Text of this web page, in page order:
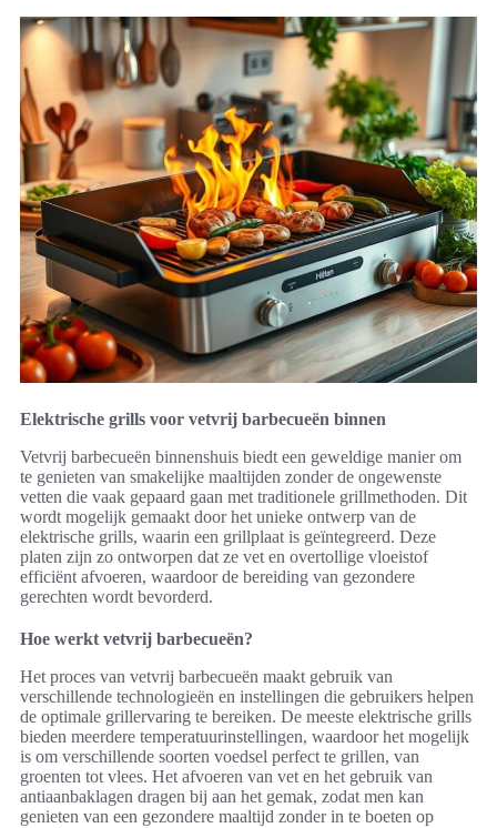
Elektrische grills voor vetvrij barbecueën binnen
Vetvrij barbecueën binnenshuis biedt een geweldige manier om
te genieten van smakelijke maaltijden zonder de ongewenste
vetten die vaak gepaard gaan met traditionele grillmethoden. Dit
wordt mogelijk gemaakt door het unieke ontwerp van de
elektrische grills, waarin een grillplaat is geïntegreerd. Deze
platen zijn zo ontworpen dat ze vet en overtollige vloeistof
efficiënt afvoeren, waardoor de bereiding van gezondere
gerechten wordt bevorderd.
Hoe werkt vetvrij barbecueën?
Het proces van vetvrij barbecueën maakt gebruik van
verschillende technologieën en instellingen die gebruikers helpen
de optimale grillervaring te bereiken. De meeste elektrische grills
bieden meerdere temperatuurinstellingen, waardoor het mogelijk
is om verschillende soorten voedsel perfect te grillen, van
groenten tot vlees. Het afvoeren van vet en het gebruik van
antiaanbaklagen dragen bij aan het gemak, zodat men kan
genieten van een gezondere maaltijd zonder in te boeten op